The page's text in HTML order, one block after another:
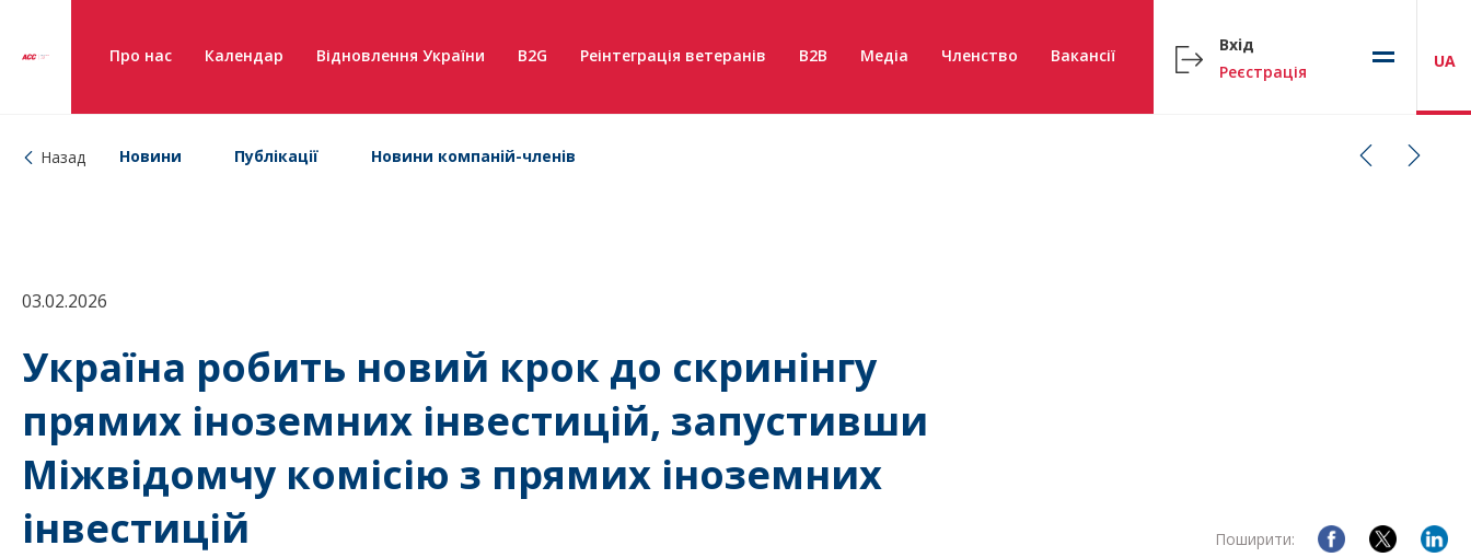
Про нас Календар Відновлення України B2G Реінтеграція ветеранів B2B Медіа Членство Вакансії
Вхід
Реєстрація
UA
Назад Новини Публікації Новини компаній-членів
03.02.2026
Україна робить новий крок до скринінгу
прямих іноземних інвестицій, запустивши
Міжвідомчу комісію з прямих іноземних
інвестицій
Поширити: